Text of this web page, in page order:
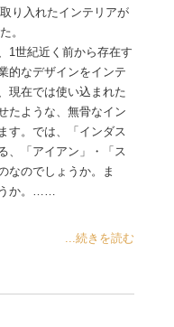
取り入れたインテリアが
。
1世紀近く前から存在す
的なデザインをインテ
現在では使い込まれた
たような、無骨なイン
す。では、「インダス
、「アイアン」・「ス
なのでしょうか。ま
うか。……
...続きを読む